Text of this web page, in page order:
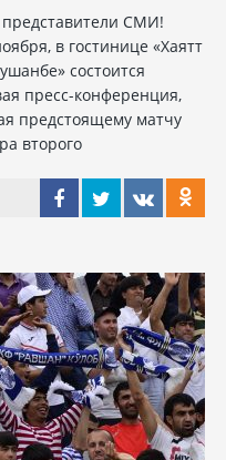
СМИ!
в гостинице «Хаятт
состоится
пресс-конференция,
предстоящему матчу
второго